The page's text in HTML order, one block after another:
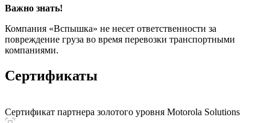
Важно знать!
Компания «Вспышка» не несет ответственности за
повреждение груза во время перевозки транспортными
компаниями.
Сертификаты
Сертификат партнера золотого уровня Motorola Solutions